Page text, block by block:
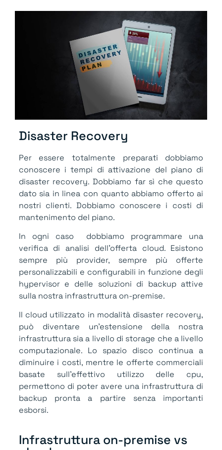
Disaster Recovery
Per essere totalmente preparati dobbiamo
conoscere i tempi di attivazione del piano di
disaster recovery. Dobbiamo far sì che questo
dato sia in linea con quanto abbiamo offerto ai
nostri clienti. Dobbiamo conoscere i costi di
mantenimento del piano.
In ogni caso dobbiamo programmare una
verifica di analisi dell’offerta cloud. Esistono
sempre più provider, sempre più offerte
personalizzabili e configurabili in funzione degli
hypervisor e delle soluzioni di backup attive
sulla nostra infrastruttura on-premise.
Il cloud utilizzato in modalità disaster recovery,
può diventare un’estensione della nostra
infrastruttura sia a livello di storage che a livello
computazionale. Lo spazio disco continua a
diminuire i costi, mentre le offerte commerciali
basate sull’effettivo utilizzo delle cpu,
permettono di poter avere una infrastruttura di
backup pronta a partire senza importanti
esborsi.
Infrastruttura on-premise vs